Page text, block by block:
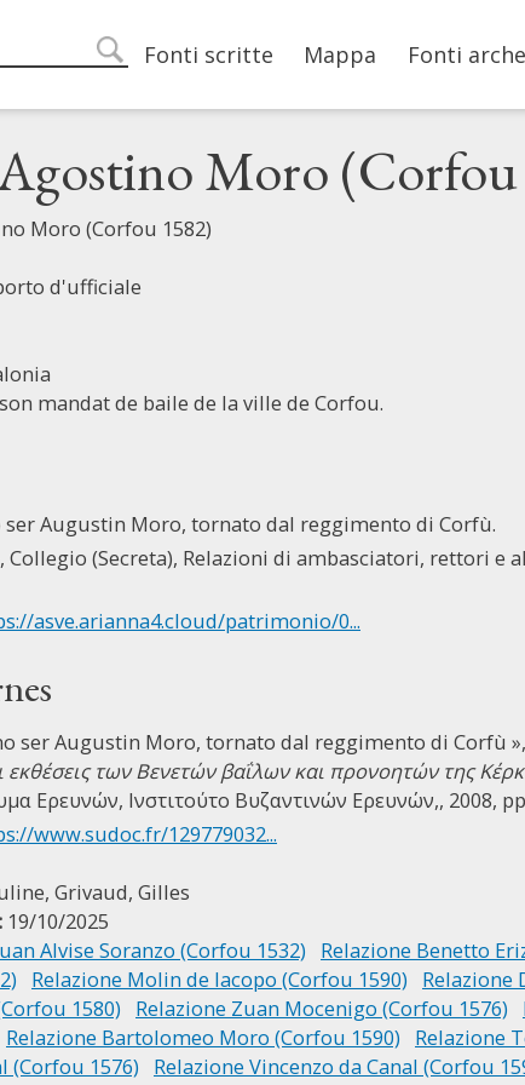
search
Main navigation
Fonti scritte Mappa Fonti
Moro
Moro (Corfou 1582)
d'ufficiale
mandat de baile de la ville de Corfou.
Augustin Moro, tornato dal reggimento di Corfù.
Collegio (Secreta), Relazioni di ambasciatori, rettori e
asve.arianna4.cloud/patrimonio/0...
ser Augustin Moro, tornato dal reggimento di Corfù »,
εκθέσεις των Βενετών βαΐλων και προνοητών της
Ερευνών, Ινστιτούτο Βυζαντινών Ερευνών,, 2008,
www.sudoc.fr/129779032...
Grivaud, Gilles
19/10/2025
Alvise Soranzo (Corfou 1532) Relazione Benetto
Relazione Molin de Iacopo (Corfou 1590)
Relazione
1580)
Relazione Zuan Mocenigo (Corfou 1576)
Relazione Bartolomeo Moro (Corfou 1590)
Relazione
(Corfou 1576)
Relazione Vincenzo da Canal (Corfou